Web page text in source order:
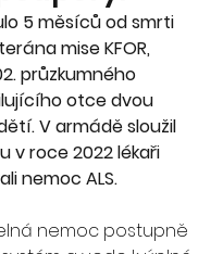
5 měsíců od smrti
mise KFOR,
průzkumného
otce dvou
V armádě sloužil
v roce 2022 lékaři
nemoc ALS.
nemoc postupně